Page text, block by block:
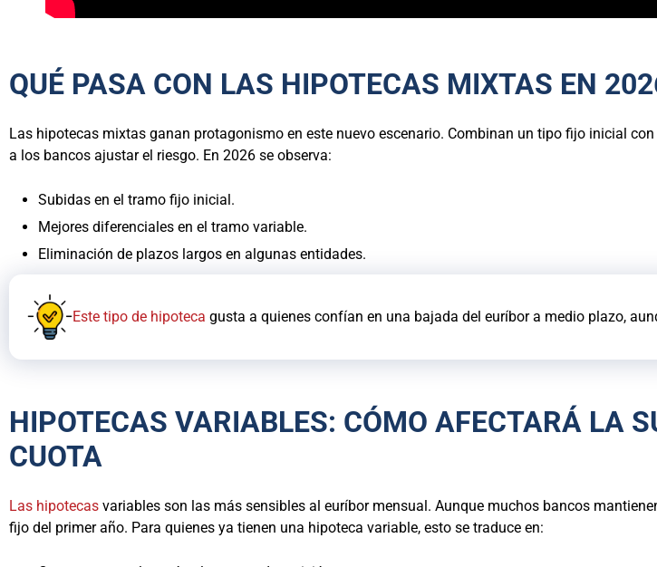
QUÉ PASA CON LAS HIPOTECAS MIXTAS EN
Las hipotecas mixtas ganan protagonismo en este nuevo escenario. Combinan un tipo fijo inicial
a los bancos ajustar el riesgo. En 2026 se observa:
Subidas en el tramo fijo inicial.
Mejores diferenciales en el tramo variable.
Eliminación de plazos largos en algunas entidades.
Este tipo de hipoteca gusta a quienes confían en una bajada del euríbor a medio plazo,
HIPOTECAS VARIABLES: CÓMO AFECTARÁ LA
CUOTA
Las hipotecas variables son las más sensibles al euríbor mensual. Aunque muchos bancos
fijo del primer año. Para quienes ya tienen una hipoteca variable, esto se traduce en: